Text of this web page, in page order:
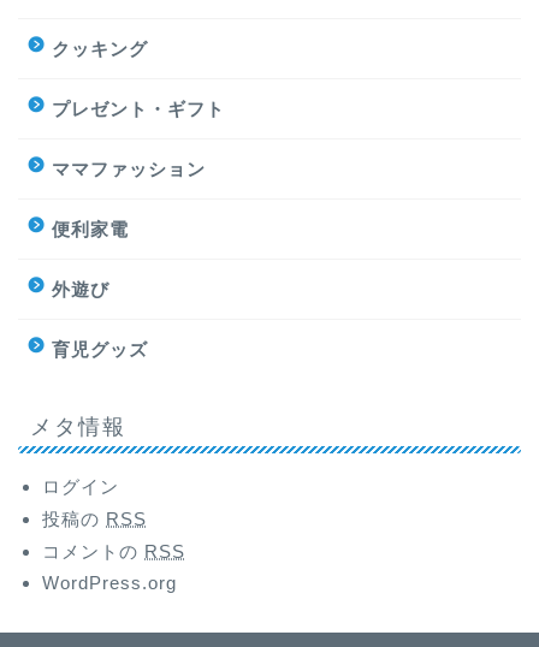
クッキング
プレゼント・ギフト
ママファッション
便利家電
外遊び
育児グッズ
メタ情報
ログイン
投稿の RSS
コメントの RSS
WordPress.org